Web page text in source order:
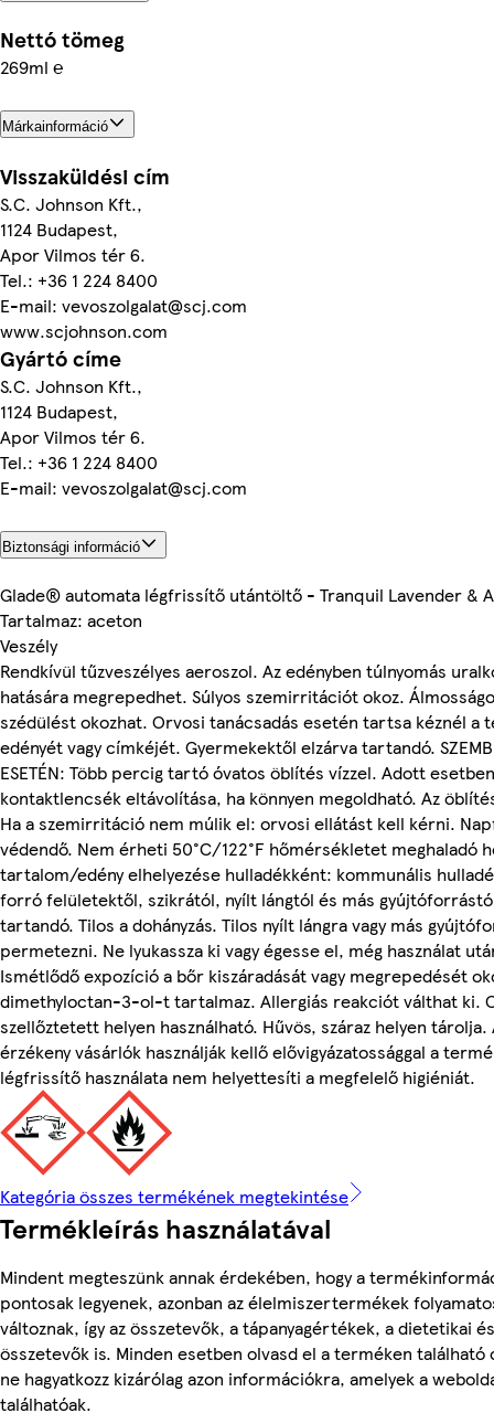
Nettó tömeg
269ml ℮
Márkainformáció
Visszaküldési cím
S.C. Johnson Kft.,
1124 Budapest,
Apor Vilmos tér 6.
Tel.: +36 1 224 8400
E-mail: vevoszolgalat@scj.com
www.scjohnson.com
Gyártó címe
S.C. Johnson Kft.,
1124 Budapest,
Apor Vilmos tér 6.
Tel.: +36 1 224 8400
E-mail: vevoszolgalat@scj.com
Biztonsági információ
Glade® automata légfrissítő utántöltő - Tranquil Lavender &
Tartalmaz: aceton
Veszély
Rendkívül tűzveszélyes aeroszol. Az edényben túlnyomás
hatására megrepedhet. Súlyos szemirritációt okoz.
szédülést okozhat. Orvosi tanácsadás esetén tartsa kéznél a
edényét vagy címkéjét. Gyermekektől elzárva tartandó.
ESETÉN: Több percig tartó óvatos öblítés vízzel. Adott
kontaktlencsék eltávolítása, ha könnyen megoldható. Az
Ha a szemirritáció nem múlik el: orvosi ellátást kell kérni.
védendő. Nem érheti 50°C/122°F hőmérsékletet meghaladó
tartalom/edény elhelyezése hulladékként: kommunális
forró felületektől, szikrától, nyílt lángtól és más
tartandó. Tilos a dohányzás. Tilos nyílt lángra vagy más
permetezni. Ne lyukassza ki vagy égesse el, még használat
Ismétlődő expozíció a bőr kiszáradását vagy megrepedését
dimethyloctan-3-ol-t tartalmaz. Allergiás reakciót válthat ki.
szellőztetett helyen használható. Hűvös, száraz helyen tárolja.
érzékeny vásárlók használják kellő elővigyázatossággal a
légfrissítő használata nem helyettesíti a megfelelő higiéniát.
Kategória összes termékének megtekintése
Termékleírás használatával
Mindent megteszünk annak érdekében, hogy a
pontosak legyenek, azonban az élelmiszertermékek
változnak, így az összetevők, a tápanyagértékek, a dietetikai
összetevők is. Minden esetben olvasd el a terméken található
ne hagyatkozz kizárólag azon információkra, amelyek a
találhatóak.